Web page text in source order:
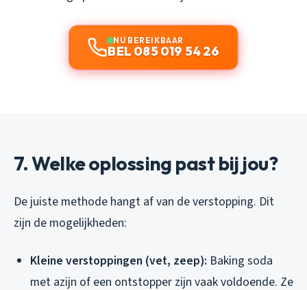
NU BEREIKBAAR
BEL 085 019 54 26
7. Welke oplossing past bij jou?
De juiste methode hangt af van de verstopping. Dit
zijn de mogelijkheden:
Kleine verstoppingen (vet, zeep): Baking soda
met azijn of een ontstopper zijn vaak voldoende. Ze